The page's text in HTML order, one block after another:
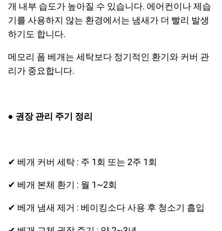
개 내부 습도가 높아질 수 있습니다. 에어컨이나 제습
기를 사용하지 않는 환경에서는 냄새가 더 빨리 발생
하기도 합니다.
메모리 폼 베개는 세탁보다 정기적인 환기와 커버 관
리가 중요합니다.
● 권장 관리 주기 정리
✔ 베개 커버 세탁 : 주 1회 또는 2주 1회
✔ 베개 본체 환기 : 월 1~2회
✔ 베개 냄새 제거 : 베이킹소다 사용 후 청소기 흡입